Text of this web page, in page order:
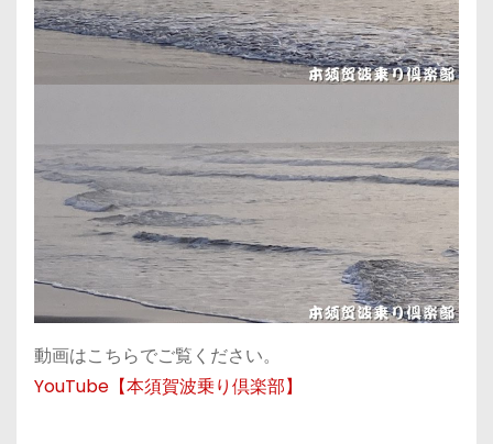
動画はこちらでご覧ください。
YouTube【本須賀波乗り倶楽部】